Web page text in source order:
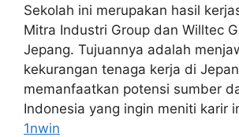
Sekolah ini merupakan hasil
Mitra Industri Group dan Willtec
Jepang. Tujuannya adalah
kekurangan tenaga kerja di
memanfaatkan potensi sumber
Indonesia yang ingin meniti karir
1nwin